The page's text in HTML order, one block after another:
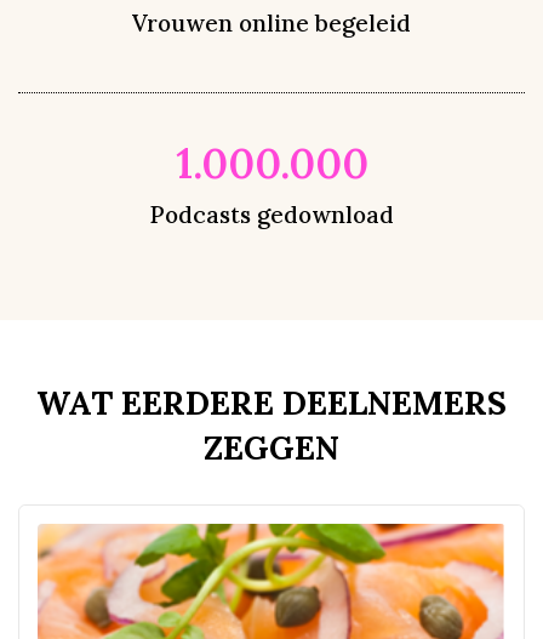
Vrouwen online begeleid
1.000.000
Podcasts gedownload
WAT EERDERE DEELNEMERS
ZEGGEN